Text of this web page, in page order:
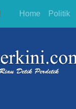
Home Politik